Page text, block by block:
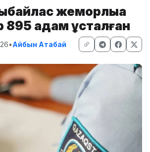
жемқорлыққа
895 адам ұсталған
•Айбын Атабай